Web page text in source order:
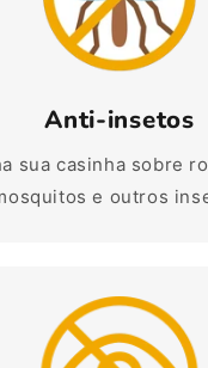
Anti-insetos
sua casinha sobre
e outros